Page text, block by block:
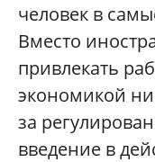
человек в
Вместо
привлекать
экономикой
за
введение в